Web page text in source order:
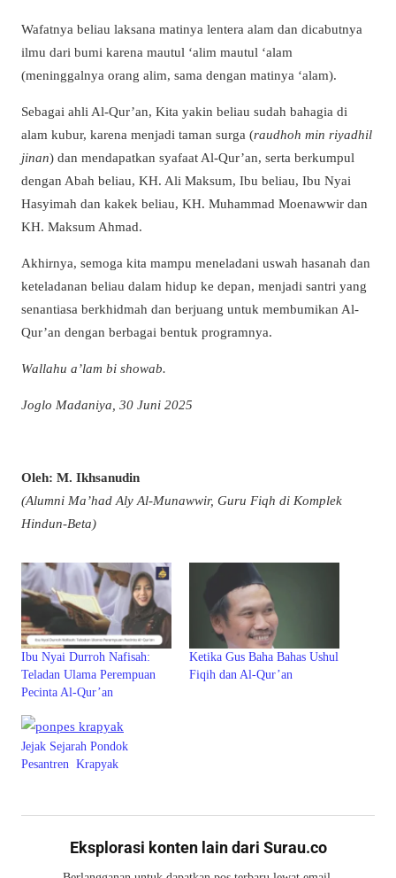
Wafatnya beliau laksana matinya lentera alam dan dicabutnya
ilmu dari bumi karena mautul ‘alim mautul ‘alam
(meninggalnya orang alim, sama dengan matinya ‘alam).
Sebagai ahli Al-Qur’an, Kita yakin beliau sudah bahagia di
alam kubur, karena menjadi taman surga (raudhoh min riyadhil
jinan) dan mendapatkan syafaat Al-Qur’an, serta berkumpul
dengan Abah beliau, KH. Ali Maksum, Ibu beliau, Ibu Nyai
Hasyimah dan kakek beliau, KH. Muhammad Moenawwir dan
KH. Maksum Ahmad.
Akhirnya, semoga kita mampu meneladani uswah hasanah dan
keteladanan beliau dalam hidup ke depan, menjadi santri yang
senantiasa berkhidmah dan berjuang untuk membumikan Al-
Qur’an dengan berbagai bentuk programnya.
Wallahu a’lam bi showab.
Joglo Madaniya, 30 Juni 2025
Oleh: M. Ikhsanudin
(Alumni Ma’had Aly Al-Munawwir, Guru Fiqh di Komplek
Hindun-Beta)
Ibu Nyai Durroh Nafisah:
Teladan Ulama Perempuan
Pecinta Al-Qur’an
Ketika Gus Baha Bahas Ushul
Fiqih dan Al-Qur’an
Jejak Sejarah Pondok
Pesantren Krapyak
Eksplorasi konten lain dari Surau.co